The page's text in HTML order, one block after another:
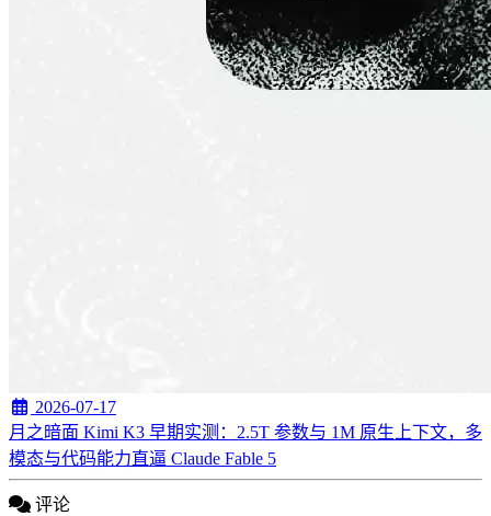
2026-07-17
月之暗面 Kimi K3 早期实测：2.5T 参数与 1M 原生上下文，多
模态与代码能力直逼 Claude Fable 5
评论